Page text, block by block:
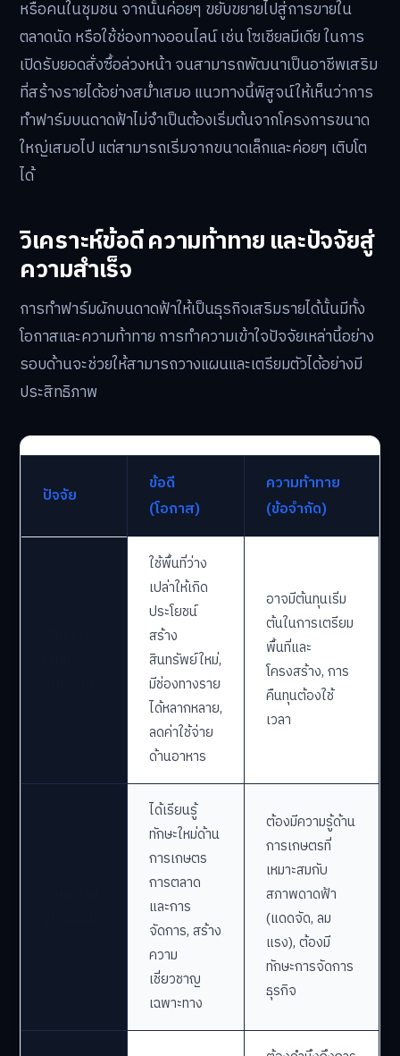
หรือคนในชุมชน จากนั้นค่อยๆ ขยับขยายไปสู่การขายใน
ตลาดนัด หรือใช้ช่องทางออนไลน์ เช่น โซเชียลมีเดีย ในการ
เปิดรับยอดสั่งซื้อล่วงหน้า จนสามารถพัฒนาเป็นอาชีพเสริม
ที่สร้างรายได้อย่างสม่ำเสมอ แนวทางนี้พิสูจน์ให้เห็นว่าการ
ทำฟาร์มบนดาดฟ้าไม่จำเป็นต้องเริ่มต้นจากโครงการขนาด
ใหญ่เสมอไป แต่สามารถเริ่มจากขนาดเล็กและค่อยๆ เติบโต
ได้
วิเคราะห์ข้อดี ความท้าทาย และปัจจัยสู่
ความสำเร็จ
การทำฟาร์มผักบนดาดฟ้าให้เป็นธุรกิจเสริมรายได้นั้นมีทั้ง
โอกาสและความท้าทาย การทำความเข้าใจปัจจัยเหล่านี้อย่าง
รอบด้านจะช่วยให้สามารถวางแผนและเตรียมตัวได้อย่างมี
ประสิทธิภาพ
ปัจจัย
ข้อดี
(โอกาส)
ความท้าทาย
(ข้อจำกัด)
ใช้พื้นที่ว่าง
เปล่าให้เกิด
ประโยชน์
สร้าง
สินทรัพย์ใหม่,
มีช่องทางราย
ได้หลากหลาย,
ลดค่าใช้จ่าย
ด้านอาหาร
อาจมีต้นทุนเริ่ม
ต้นในการเตรียม
พื้นที่และ
โครงสร้าง, การ
คืนทุนต้องใช้
เวลา
ได้เรียนรู้
ทักษะใหม่ด้าน
การเกษตร
การตลาด
และการ
จัดการ, สร้าง
ความ
เชี่ยวชาญ
เฉพาะทาง
ต้องมีความรู้ด้าน
การเกษตรที่
เหมาะสมกับ
สภาพดาดฟ้า
(แดดจัด, ลม
แรง), ต้องมี
ทักษะการจัดการ
ธุรกิจ